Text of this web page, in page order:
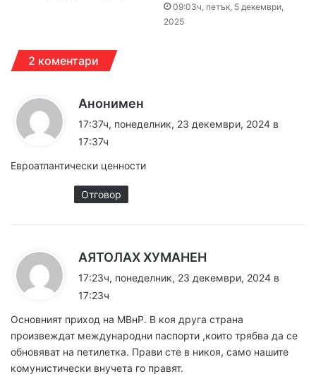
09:03ч, петък, 5 декември,
2025
2 коментари
Анонимен
:
17:37ч, понеделник, 23 декември, 2024 в
17:37ч
Евроатлантически ценности
Отговор
АЯТОЛАХ ХУМАНЕН
17:23ч, понеделник, 23 декември, 2024 в
17:23ч
Основният приход на МВнР. В коя друга страна
произвеждат международни паспорти ,които трябва да се
обновяват на петилетка. Прави сте в никоя, само нашите
комунистически внучета го правят.